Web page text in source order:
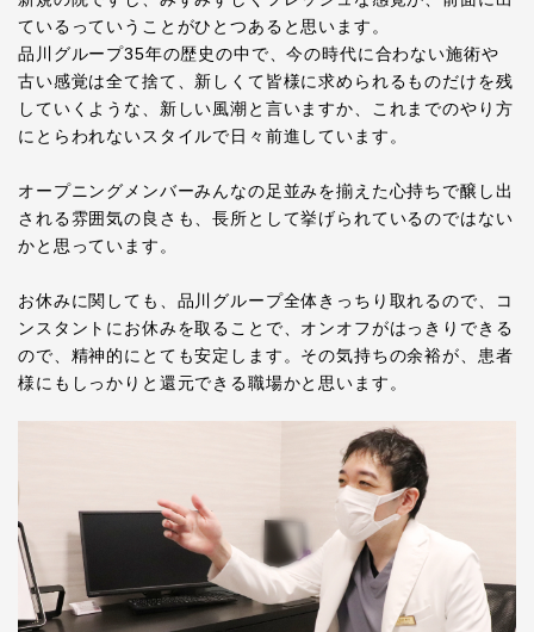
ているっていうことがひとつあると思います。
品川グループ35年の歴史の中で、今の時代に合わない施術や
古い感覚は全て捨て、新しくて皆様に求められるものだけを残
していくような、新しい風潮と言いますか、これまでのやり方
にとらわれないスタイルで日々前進しています。
オープニングメンバーみんなの足並みを揃えた心持ちで醸し出
される雰囲気の良さも、長所として挙げられているのではない
かと思っています。
お休みに関しても、品川グループ全体きっちり取れるので、コ
ンスタントにお休みを取ることで、オンオフがはっきりできる
ので、精神的にとても安定します。その気持ちの余裕が、患者
様にもしっかりと還元できる職場かと思います。